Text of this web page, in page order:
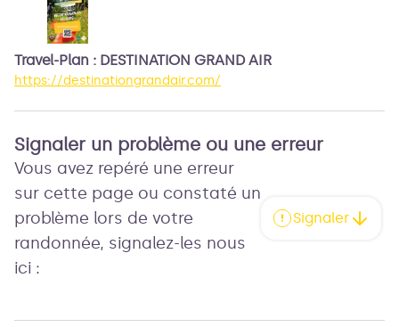
Travel-Plan : DESTINATION GRAND AIR
https://destinationgrandair.com/
Signaler un problème ou une erreur
Vous avez repéré une erreur
sur cette page ou constaté un
problème lors de votre
randonnée, signalez-les nous
ici :
Signaler